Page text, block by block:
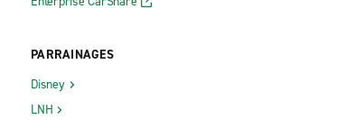
PARRAINAGES
Disney
LNH